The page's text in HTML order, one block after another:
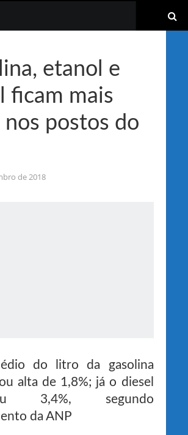
etanol e
ficam mais
nos postos do
de 2018
do litro da gasolina
alta de 1,8%; já o diesel
3,4%, segundo
da ANP